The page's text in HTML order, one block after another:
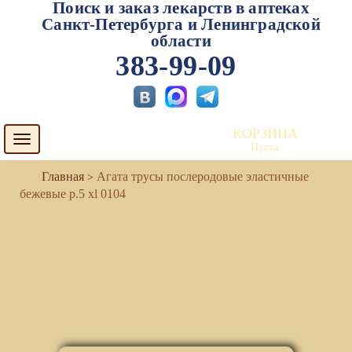
Поиск и заказ лекарств в аптеках
Санкт-Петербурга и Ленинградской
области
383-99-09
Toggle
navigation
КОРЗИНА
Пуста
Агата трусы послеродовые эластичные
бежевые р.5 xl 0104